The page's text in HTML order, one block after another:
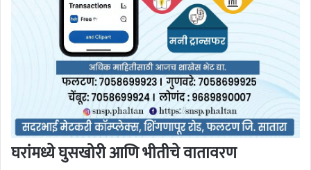
घरांमध्ये घुसखोरी आणि भीतीचे वातावरण